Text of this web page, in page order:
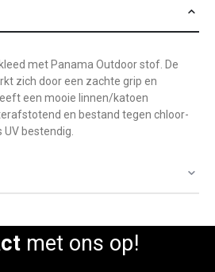
met Panama Outdoor stof. De
zich door een zachte grip en
een mooie linnen/katoen
en bestand tegen chloor-
bestendig.
met ons op!